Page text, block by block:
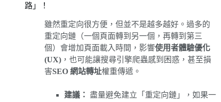
路」！
雖然重定向很方便，但並不是越多越好。過多的
重定向鏈（一個頁面轉到另一個，再轉到第三
個）會增加頁面載入時間，影響使用者體驗優化
(UX) ，也可能讓搜尋引擎爬蟲感到困惑，甚至損
害SEO 網站轉址權重傳遞。
建議： 盡量避免建立「重定向鏈」，如果一